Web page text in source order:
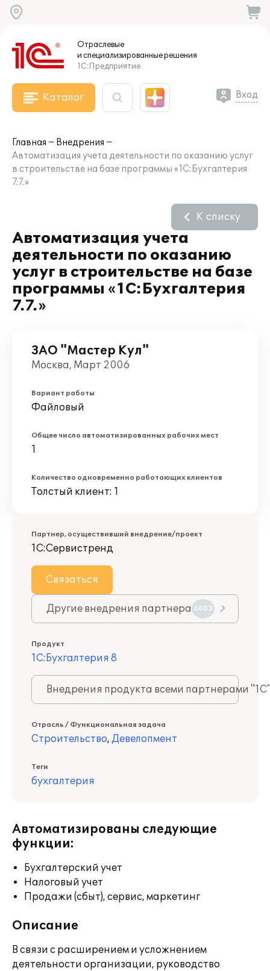
Отраслевые
и специализированныерешения
1С:Предприятие
Каталог Вход
Главная
Внедрения
Автоматизация учета деятельности по оказанию услуг
в строительстве на базе программы «1С:Бухгалтерия
7.7.»
Автоматизация учета
деятельности по оказанию
услуг в строительстве на базе
программы «1С:Бухгалтерия
7.7.»
К списку
ЗАО "Мастер Кул"
Москва, Март 2006
Вариант работы
Файловый
Общее число автоматизированных рабочих мест
1
Количество одновременно работающих клиентов
Толстый клиент: 1
Партнер, осуществивший внедрение/проект
1С:Сервистренд
Связаться
Другие внедрения партнера 6003
Продукт
1С:Бухгалтерия 8
Внедрения продукта всеми партнерами
Отрасль / Функциональная задача
Строительство, Девелопмент
Теги
бухгалтерия
Автоматизированы следующие
функции:
Бухгалтерский учет
Налоговый учет
Продажи (сбыт), сервис, маркетинг
Описание
В связи с расширением и усложнением
деятельности организации, руководство